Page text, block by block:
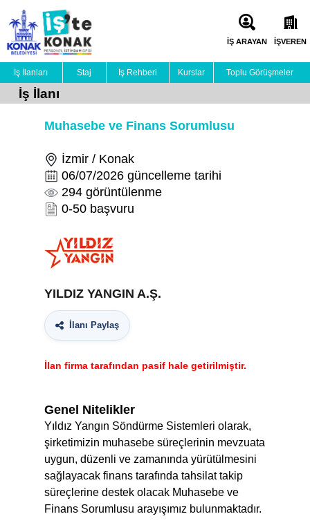
İŞ ARAYAN İŞVEREN
İş İlanları Staj İş Rehberi Kurslar Toplu Görüşmeler
İş İlanı
Muhasebe ve Finans Sorumlusu
İzmir / Konak
06/07/2026 güncelleme tarihi
294 görüntülenme
0-50 başvuru
YILDIZ YANGIN A.Ş.
İlanı Paylaş
İlan firma tarafından pasif hale getirilmiştir.
Genel Nitelikler
Yıldız Yangın Söndürme Sistemleri olarak,
şirketimizin muhasebe süreçlerinin mevzuata
uygun, düzenli ve zamanında yürütülmesini
sağlayacak finans tarafında tahsilat takip
süreçlerine destek olacak Muhasebe ve
Finans Sorumlusu arayışımız bulunmaktadır.